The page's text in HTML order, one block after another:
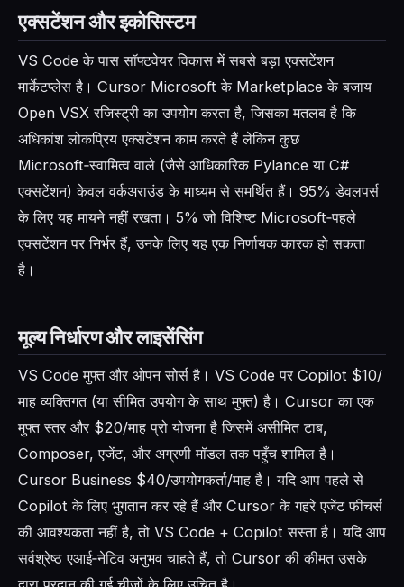
एक्सटेंशन और इकोसिस्टम
VS Code के पास सॉफ्टवेयर विकास में सबसे बड़ा एक्सटेंशन
मार्केटप्लेस है। Cursor Microsoft के Marketplace के बजाय
Open VSX रजिस्ट्री का उपयोग करता है, जिसका मतलब है कि
अधिकांश लोकप्रिय एक्सटेंशन काम करते हैं लेकिन कुछ
Microsoft‑स्वामित्व वाले (जैसे आधिकारिक Pylance या C#
एक्सटेंशन) केवल वर्कअराउंड के माध्यम से समर्थित हैं। 95% डेवलपर्स
के लिए यह मायने नहीं रखता। 5% जो विशिष्ट Microsoft‑पहले
एक्सटेंशन पर निर्भर हैं, उनके लिए यह एक निर्णायक कारक हो सकता
है।
मूल्य निर्धारण और लाइसेंसिंग
VS Code मुफ्त और ओपन सोर्स है। VS Code पर Copilot $10/
माह व्यक्तिगत (या सीमित उपयोग के साथ मुफ्त) है। Cursor का एक
मुफ्त स्तर और $20/माह प्रो योजना है जिसमें असीमित टाब,
Composer, एजेंट, और अग्रणी मॉडल तक पहुँच शामिल है।
Cursor Business $40/उपयोगकर्ता/माह है। यदि आप पहले से
Copilot के लिए भुगतान कर रहे हैं और Cursor के गहरे एजेंट फीचर्स
की आवश्यकता नहीं है, तो VS Code + Copilot सस्ता है। यदि आप
सर्वश्रेष्ठ एआई‑नेटिव अनुभव चाहते हैं, तो Cursor की कीमत उसके